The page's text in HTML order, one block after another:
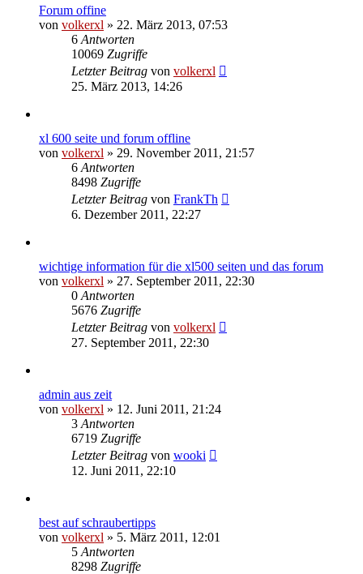
Forum offine
von volkerxl » 22. März 2013, 07:53
6 Antworten
10069 Zugriffe
Letzter Beitrag von volkerxl
25. März 2013, 14:26
xl 600 seite und forum offline
von volkerxl » 29. November 2011, 21:57
6 Antworten
8498 Zugriffe
Letzter Beitrag von FrankTh
6. Dezember 2011, 22:27
wichtige information für die xl500 seiten und das forum
von volkerxl » 27. September 2011, 22:30
0 Antworten
5676 Zugriffe
Letzter Beitrag von volkerxl
27. September 2011, 22:30
admin aus zeit
von volkerxl » 12. Juni 2011, 21:24
3 Antworten
6719 Zugriffe
Letzter Beitrag von wooki
12. Juni 2011, 22:10
best auf schraubertipps
von volkerxl » 5. März 2011, 12:01
5 Antworten
8298 Zugriffe